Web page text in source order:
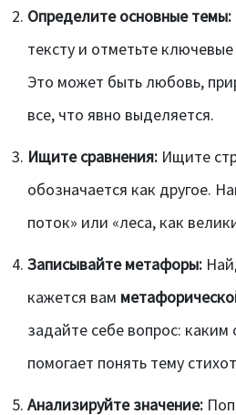
Определите основные темы:
тексту и отметьте
Это может быть любовь,
все, что явно выделяется.
Ищите сравнения: Ищите
обозначается как другое.
поток» или «леса, как
Записывайте метафоры:
кажется вам
задайте себе вопрос: каким
помогает понять тему
Анализируйте значение: